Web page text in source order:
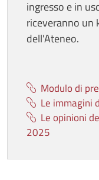
ingresso e in
riceveranno un
dell'Ateneo.
Modulo di
Le immagini
Le opinioni
2025